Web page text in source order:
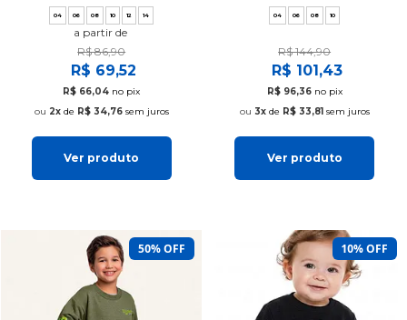
04 06 08 10 12 14
a partir de
R$ 86,90
R$ 69,52
R$ 66,04 no pix
2xde R$ 34,76sem juros
Ver produto
04 06 08 10
R$ 144,90
R$ 101,43
R$ 96,36 no pix
3xde R$ 33,81sem juros
Ver produto
50% OFF 10% OFF